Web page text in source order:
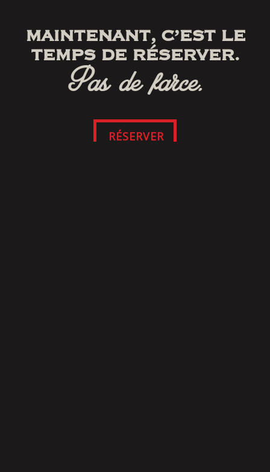
MAINTENANT, C’EST LE
TEMPS DE RÉSERVER.
Pas de farce.
RÉSERVER